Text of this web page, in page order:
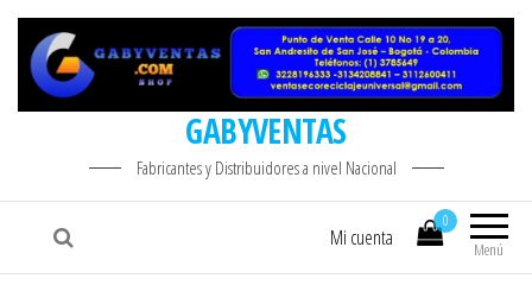
GABYVENTAS
Fabricantes y Distribuidores a nivel Nacional
Menú
0
Mi cuenta